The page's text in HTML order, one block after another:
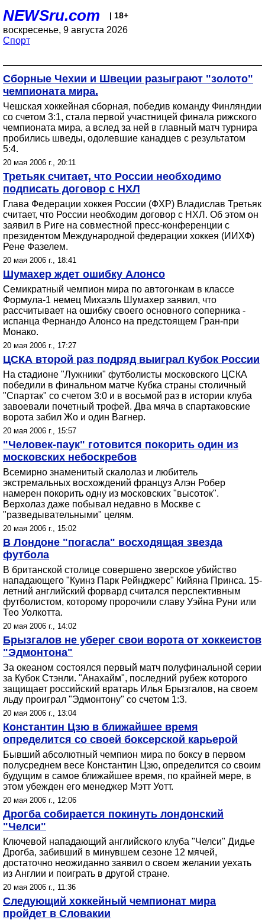
NEWSru.com | 18+
воскресенье, 9 августа 2026
Спорт
Сборные Чехии и Швеции разыграют "золото"
чемпионата мира.
Чешская хоккейная сборная, победив команду Финляндии
со счетом 3:1, стала первой участницей финала рижского
чемпионата мира, а вслед за ней в главный матч турнира
пробились шведы, одолевшие канадцев с результатом
5:4.
20 мая 2006 г., 20:11
Третьяк считает, что России необходимо
подписать договор с НХЛ
Глава Федерации хоккея России (ФХР) Владислав Третьяк
считает, что России необходим договор с НХЛ. Об этом он
заявил в Риге на совместной пресс-конференции с
президентом Международной федерации хоккея (ИИХФ)
Рене Фазелем.
20 мая 2006 г., 18:41
Шумахер ждет ошибку Алонсо
Семикратный чемпион мира по автогонкам в классе
Формула-1 немец Михаэль Шумахер заявил, что
рассчитывает на ошибку своего основного соперника -
испанца Фернандо Алонсо на предстоящем Гран-при
Монако.
20 мая 2006 г., 17:27
ЦСКА второй раз подряд выиграл Кубок России
На стадионе "Лужники" футболисты московского ЦСКА
победили в финальном матче Кубка страны столичный
"Спартак" со счетом 3:0 и в восьмой раз в истории клуба
завоевали почетный трофей. Два мяча в спартаковские
ворота забил Жо и один Вагнер.
20 мая 2006 г., 15:57
"Человек-паук" готовится покорить один из
московских небоскребов
Всемирно знаменитый скалолаз и любитель
экстремальных восхождений француз Алэн Робер
намерен покорить одну из московских "высоток".
Верхолаз даже побывал недавно в Москве с
"разведывательными" целям.
20 мая 2006 г., 15:02
В Лондоне "погасла" восходящая звезда
футбола
В британской столице совершено зверское убийство
нападающего "Куинз Парк Рейнджерс" Кийяна Принса. 15-
летний английский форвард считался перспективным
футболистом, которому пророчили славу Уэйна Руни или
Тео Уолкотта.
20 мая 2006 г., 14:02
Брызгалов не уберег свои ворота от хоккеистов
"Эдмонтона"
За океаном состоялся первый матч полуфинальной серии
за Кубок Стэнли. "Анахайм", последний рубеж которого
защищает российский вратарь Илья Брызгалов, на своем
льду проиграл "Эдмонтону" со счетом 1:3.
20 мая 2006 г., 13:04
Константин Цзю в ближайшее время
определится со своей боксерской карьерой
Бывший абсолютный чемпион мира по боксу в первом
полусреднем весе Константин Цзю, определится со своим
будущим в самое ближайшее время, по крайней мере, в
этом убежден его менеджер Мэтт Уотт.
20 мая 2006 г., 12:06
Дрогба собирается покинуть лондонский
"Челси"
Ключевой нападающий английского клуба "Челси" Дидье
Дрогба, забивший в минувшем сезоне 12 мячей,
достаточно неожиданно заявил о своем желании уехать
из Англии и поиграть в другой стране.
20 мая 2006 г., 11:36
Следующий хоккейный чемпионат мира
пройдет в Словакии